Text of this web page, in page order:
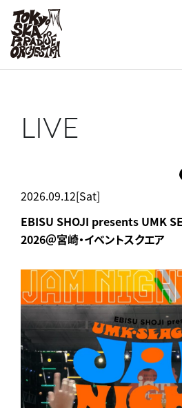
LIVE
2026.09.12[Sat]
EBISU SHOJI presents UMK
2026＠宮崎・イベントスクエア